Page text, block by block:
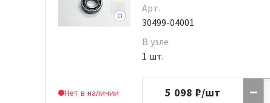
Нет в наличии
Арт.
30499-04001
В узле
1 шт.
5 098 ₽/шт